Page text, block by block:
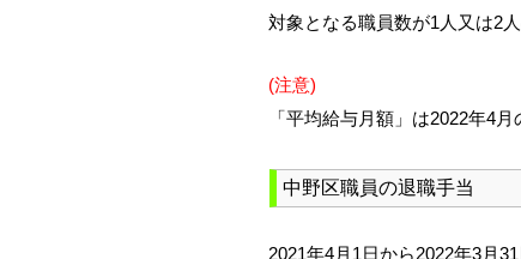
対象となる職員数が1人又は2
(注意)
「平均給与月額」は2022年4
中野区職員の退職手当
2021年4月1日から2022年3月